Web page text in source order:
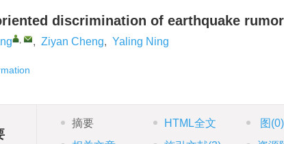
discrimination of earthquake
, , Ziyan Cheng, Yaling Ning
摘要 HTML全文 图 (0)